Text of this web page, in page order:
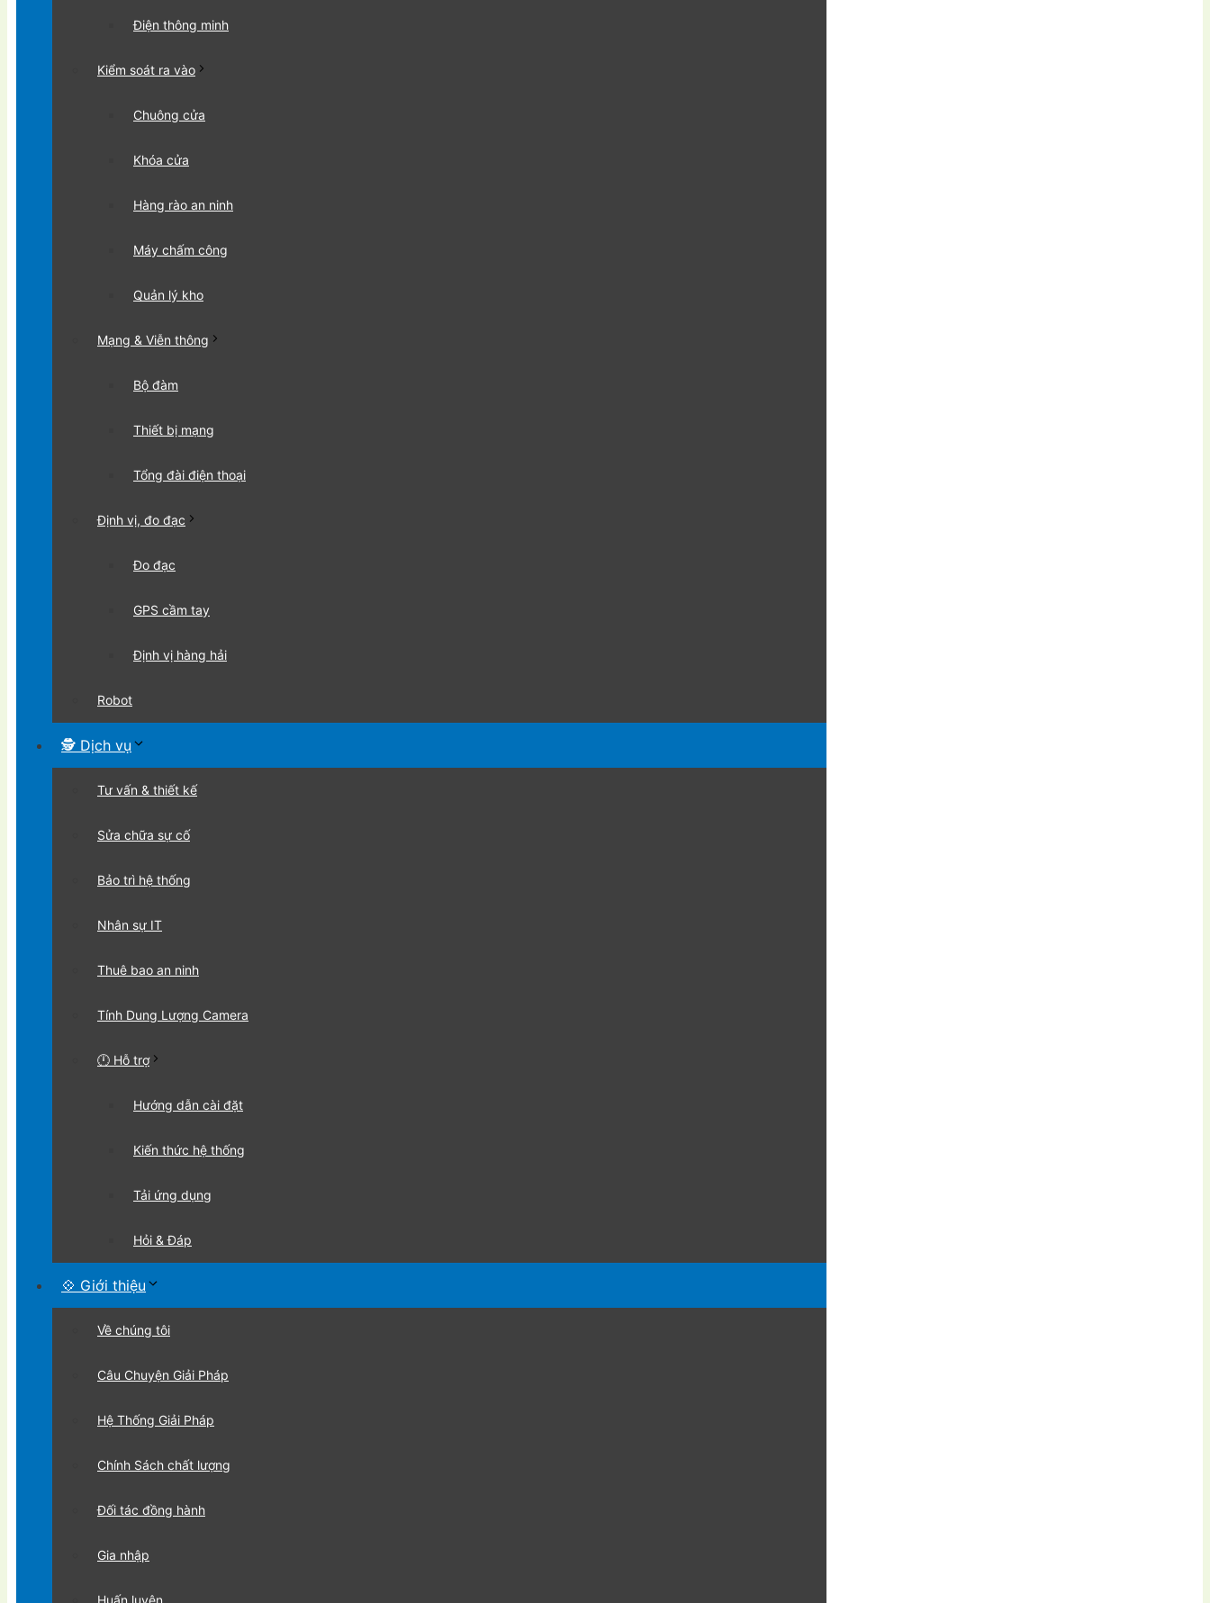
Điện thông minh
Kiểm soát ra vào
Chuông cửa
Khóa cửa
Hàng rào an ninh
Máy chấm công
Quản lý kho
Mạng & Viễn thông
Bộ đàm
Thiết bị mạng
Tổng đài điện thoại
Định vị, đo đạc
Đo đạc
GPS cầm tay
Định vị hàng hải
Robot
🕵 Dịch vụ
Tư vấn & thiết kế
Sửa chữa sự cố
Bảo trì hệ thống
Nhân sự IT
Thuê bao an ninh
Tính Dung Lượng Camera
🕛 Hỗ trợ
Hướng dẫn cài đặt
Kiến thức hệ thống
Tải ứng dụng
Hỏi & Đáp
💠 Giới thiệu
Về chúng tôi
Câu Chuyện Giải Pháp
Hệ Thống Giải Pháp
Chính Sách chất lượng
Đối tác đồng hành
Gia nhập
Huấn luyện